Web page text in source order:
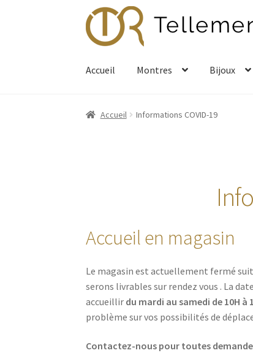
Aller
à
la
Aller
au
contenu
Accueil Montres Bijoux
Accueil Informations COVID-19
Accueil en magasin
Le magasin est actuellement fermé
serons livrables sur rendez vous . La
accueillir du mardi au samedi de 10H à
problème sur vos possibilités de
Contactez-nous pour toutes